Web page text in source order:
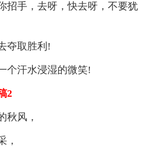
招手，去呀，快去呀，不要犹
夺取胜利!
个汗水浸湿的微笑!
2
秋风，
，